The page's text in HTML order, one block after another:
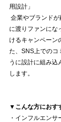
用設計」
に渡りファンにな
けるキャンペーン
た、SNS上でのコ
うに設計に組み込
します。
▼こんな方におす
・インフルエン